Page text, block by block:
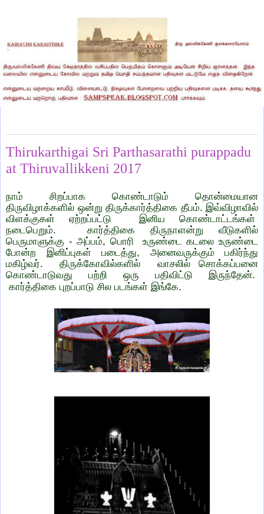
Thirukarthigai Sri Parthasarathi purappadu
at Thiruvallikkeni 2017
நாம் சிறப்பாக கொண்டாடும் தொன்மையான
திருவிழாக்களில் ஒன்று திருக்கார்த்திகை தீபம். இவ்விழாவில்
விளக்குகள் ஏற்றப்பட்டு இனிய கொண்டாட்டங்கள்
நடைபெறும். கார்த்திகை திருநாளன்று வீடுகளில்
பெருமாளுக்கு - அப்பம், பொரி உருண்டை கடலை உருண்டை
போன்ற இனிப்புகள் படைத்து, அனைவருக்கும் பகிர்ந்து
மகிழ்வர். திருக்கோவில்களில் வாசலில் சொக்கப்பனை
கொண்டாடுவது பற்றி ஒரு பதிவிட்டு இருந்தேன்.
கார்த்திகை புறப்பாடு சில படங்கள் இங்கே.